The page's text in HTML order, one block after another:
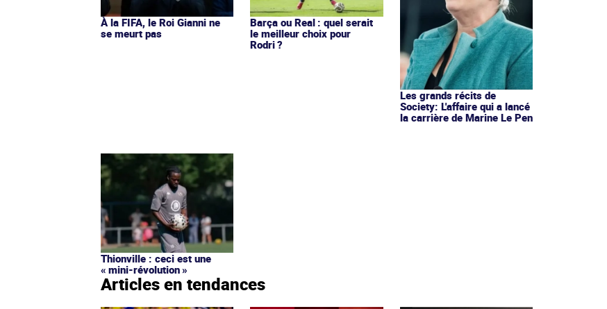
À la FIFA, le Roi Gianni ne
se meurt pas
Barça ou Real : quel serait
le meilleur choix pour
Rodri ?
Les grands récits de
Society: L'affaire qui a lancé
la carrière de Marine Le Pen
Thionville : ceci est une
« mini-révolution »
Articles en tendances